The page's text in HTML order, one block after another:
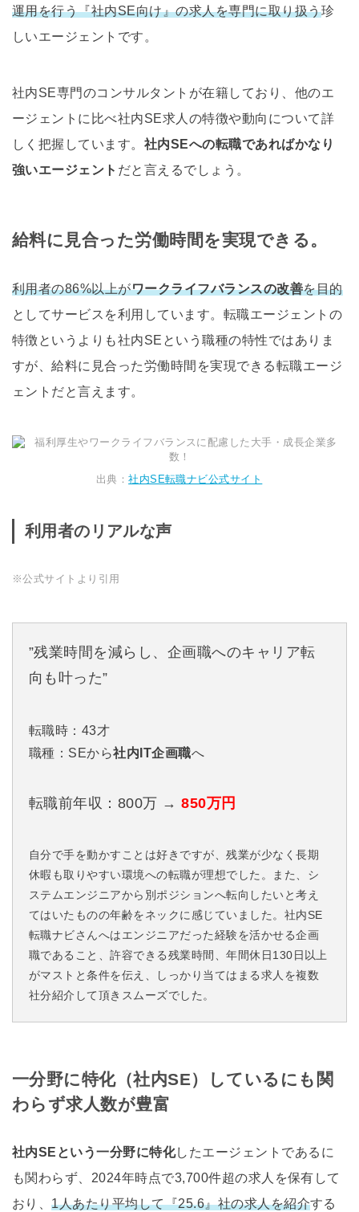
運用を行う『社内SE向け』の求人を専門に取り扱う珍
しいエージェントです。
社内SE専門のコンサルタントが在籍しており、他のエ
ージェントに比べ社内SE求人の特徴や動向について詳
しく把握しています。 社内SEへの転職であればかなり
強いエージェント だと言えるでしょう。
給料に見合った労働時間を実現できる。
利用者の86%以上がワークライフバランスの改善を目的
としてサービスを利用しています。転職エージェントの
特徴というよりも社内SEという職種の特性ではありま
すが、給料に見合った労働時間を実現できる転職エージ
ェントだと言えます。
出典：社内SE転職ナビ公式サイト
利用者のリアルな声
※公式サイトより引用
”残業時間を減らし、企画職へのキャリア転
向も叶った”
転職時：43才
職種：SEから社内IT企画職へ
転職前年収：800万 →850万円
自分で手を動かすことは好きですが、残業が少なく長期
休暇も取りやすい環境への転職が理想でした。また、シ
ステムエンジニアから別ポジションへ転向したいと考え
てはいたものの年齢をネックに感じていました。社内SE
転職ナビさんへはエンジニアだった経験を活かせる企画
職であること、許容できる残業時間、年間休日130日以上
がマストと条件を伝え、しっかり当てはまる求人を複数
社分紹介して頂きスムーズでした。
一分野に特化（社内SE）しているにも関
わらず求人数が豊富
社内SEという一分野に特化したエージェントであるに
も関わらず、2024年時点で3,700件超の求人を保有して
おり、1人あたり平均して『25.6』社の求人を紹介する